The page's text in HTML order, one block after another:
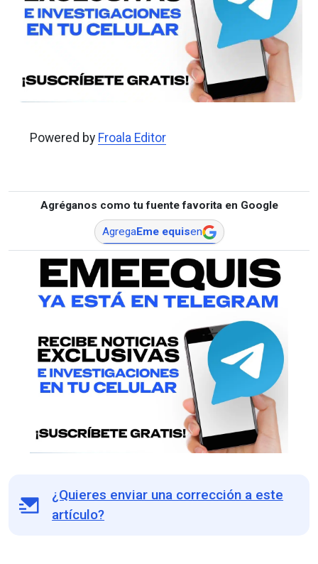
Powered by Froala Editor
Agréganos como tu fuente favorita en Google
AgregaEme equisen
¿Quieres enviar una corrección a este
artículo?